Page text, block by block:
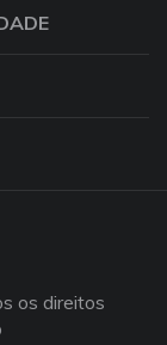
os direitos